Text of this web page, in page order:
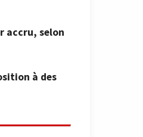
accru, selon
à des